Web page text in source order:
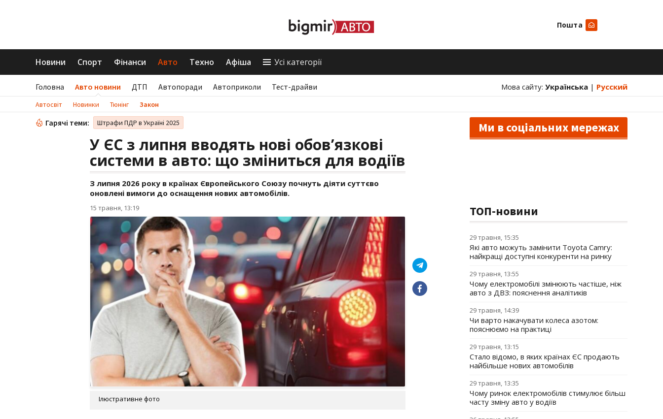
Пошта
Новини Спорт Фінанси Авто Техно Афіша Усі категорії
Головна Авто новини ДТП Автопоради Автоприколи Тест-драйви Мова сайту: Українська | Русский
Автосвіт Новинки Тюнінг Закон
Гарячі теми: Штрафи ПДР в Україні 2025
У ЄС з липня вводять нові обов’язкові
системи в авто: що зміниться для водіїв
З липня 2026 року в країнах Європейського Союзу почнуть діяти суттєво
оновлені вимоги до оснащення нових автомобілів.
15 травня, 13:19
Ілюстративне фото
Ми в соціальних мережах
ТОП-новини
29 травня, 15:35
Які авто можуть замінити Toyota Camry:
найкращі доступні конкуренти на ринку
29 травня, 13:55
Чому електромобілі змінюють частіше, ніж
авто з ДВЗ: пояснення аналітиків
29 травня, 14:39
Чи варто накачувати колеса азотом:
пояснюємо на практиці
29 травня, 13:15
Стало відомо, в яких країнах ЄС продають
найбільше нових автомобілів
29 травня, 13:35
Чому ринок електромобілів стимулює більш
часту зміну авто у водіїв